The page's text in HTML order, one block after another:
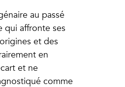
au passé
qui affronte ses
et des
en
et ne
comme